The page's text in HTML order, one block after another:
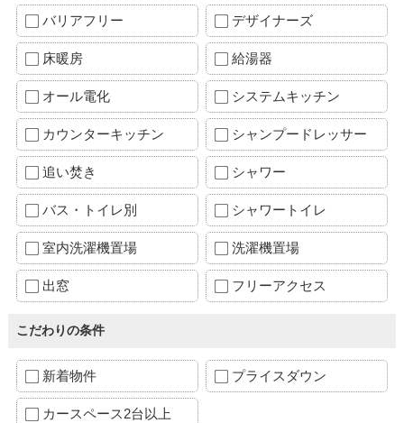
バリアフリー デザイナーズ
床暖房 給湯器
オール電化 システムキッチン
カウンターキッチン シャンプードレッサー
追い焚き シャワー
バス・トイレ別 シャワートイレ
室内洗濯機置場 洗濯機置場
出窓 フリーアクセス
こだわりの条件
新着物件 プライスダウン
カースペース2台以上